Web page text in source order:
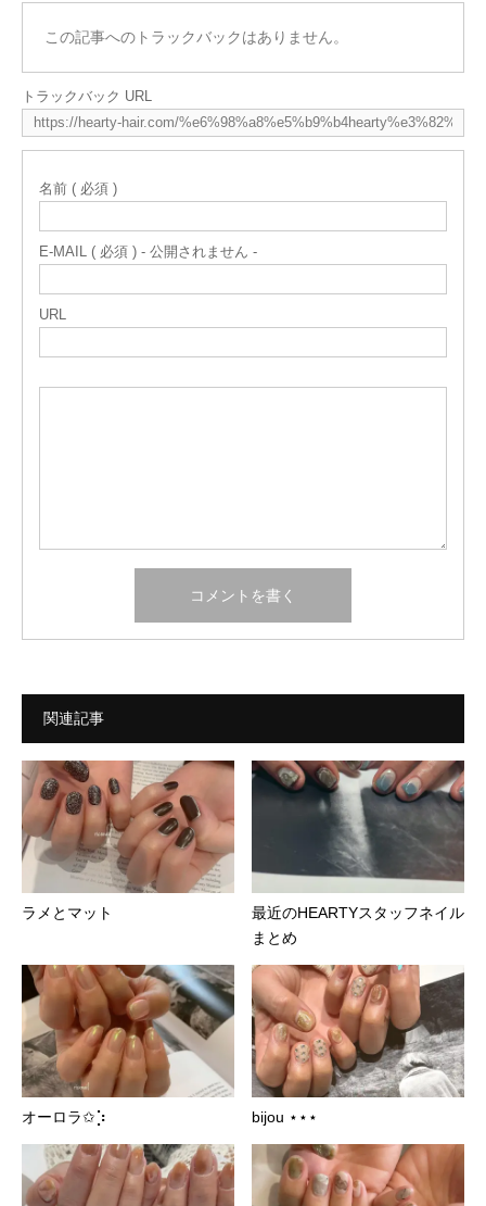
この記事へのトラックバックはありません。
トラックバック URL
名前 ( 必須 )
E-MAIL ( 必須 ) - 公開されません -
URL
関連記事
ラメとマット︎
最近のHEARTYスタッフネイル
まとめ ︎︎
オーロラ✩︎⡱ bijou ⋆⋆⋆